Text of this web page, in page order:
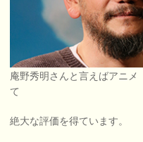
庵野秀明さんと言えばアニメ
て
絶大な評価を得ています。